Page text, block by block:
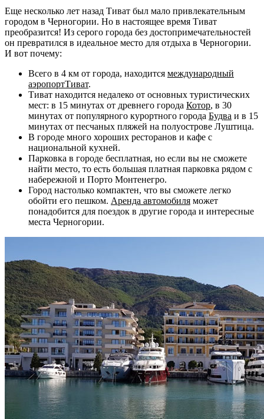
Еще несколько лет назад Тиват был мало привлекательным
городом в Черногории. Но в настоящее время Тиват
преобразится! Из серого города без достопримечательностей
он превратился в идеальное место для отдыха в Черногории.
И вот почему:
Всего в 4 км от города, находится международный
аэропортТиват.
Тиват находится недалеко от основных туристических
мест: в 15 минутах от древнего города Котор, в 30
минутах от популярного курортного города Будва и в 15
минутах от песчаных пляжей на полуострове Луштица.
В городе много хороших ресторанов и кафе с
национальной кухней.
Парковка в городе бесплатная, но если вы не сможете
найти место, то есть большая платная парковка рядом с
набережной и Порто Монтенегро.
Город настолько компактен, что вы сможете легко
обойти его пешком. Аренда автомобиля может
понадобится для поездок в другие города и интересные
места Черногории.